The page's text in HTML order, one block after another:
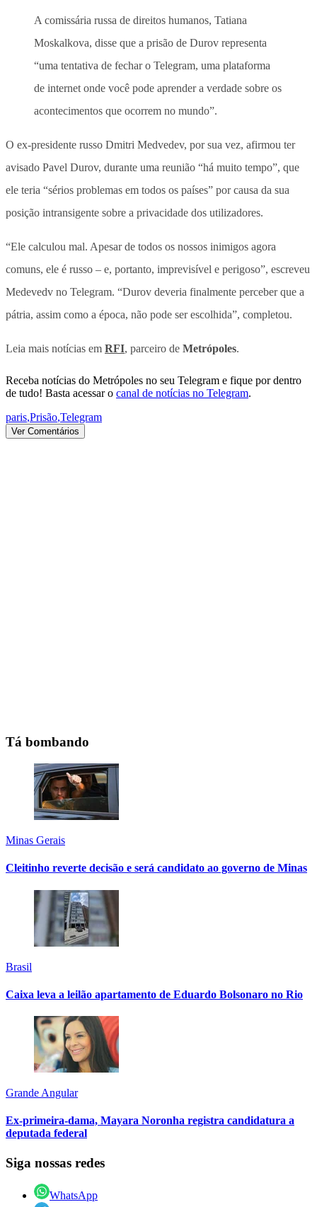
A comissária russa de direitos humanos, Tatiana
Moskalkova, disse que a prisão de Durov representa
“uma tentativa de fechar o Telegram, uma plataforma
de internet onde você pode aprender a verdade sobre os
acontecimentos que ocorrem no mundo”.
O ex-presidente russo Dmitri Medvedev, por sua vez, afirmou ter
avisado Pavel Durov, durante uma reunião “há muito tempo”, que
ele teria “sérios problemas em todos os países” por causa da sua
posição intransigente sobre a privacidade dos utilizadores.
“Ele calculou mal. Apesar de todos os nossos inimigos agora
comuns, ele é russo – e, portanto, imprevisível e perigoso”, escreveu
Medevedv no Telegram. “Durov deveria finalmente perceber que a
pátria, assim como a época, não pode ser escolhida”, completou.
Leia mais notícias em RFI, parceiro de Metrópoles.
Receba notícias do Metrópoles no seu Telegram e fique por dentro
de tudo! Basta acessar o canal de notícias no Telegram.
paris,Prisão,Telegram
Ver Comentários
Tá bombando
Minas Gerais
Cleitinho reverte decisão e será candidato ao governo de Minas
Brasil
Caixa leva a leilão apartamento de Eduardo Bolsonaro no Rio
Grande Angular
Ex-primeira-dama, Mayara Noronha registra candidatura a
deputada federal
Siga nossas redes
WhatsApp